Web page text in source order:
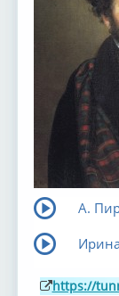
А.
https://